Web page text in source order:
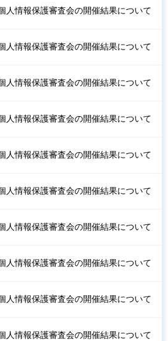
人情報保護審査会の開催結果について
人情報保護審査会の開催結果について
人情報保護審査会の開催結果について
人情報保護審査会の開催結果について
人情報保護審査会の開催結果について
人情報保護審査会の開催結果について
人情報保護審査会の開催結果について
人情報保護審査会の開催結果について
人情報保護審査会の開催結果について
人情報保護審査会の開催結果について